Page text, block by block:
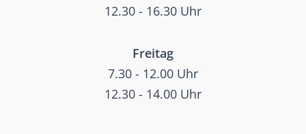
12.30 - 16.30 Uhr
Freitag
7.30 - 12.00 Uhr
12.30 - 14.00 Uhr